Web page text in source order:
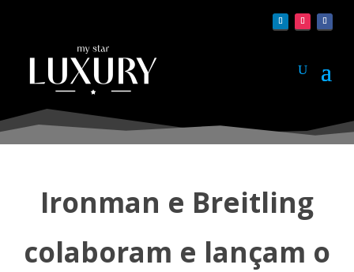
Ironman e Breitling
colaboram e lançam o